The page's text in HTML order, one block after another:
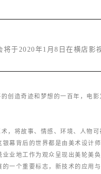
于2020年1月8日在横店影
创造奇迹和梦想的一百年，电
，将故事、情感、环境、人物
幕背后的世界都是由美术设计
业地工作为观众呈现出美轮美
一个重要标志，新技术的应用